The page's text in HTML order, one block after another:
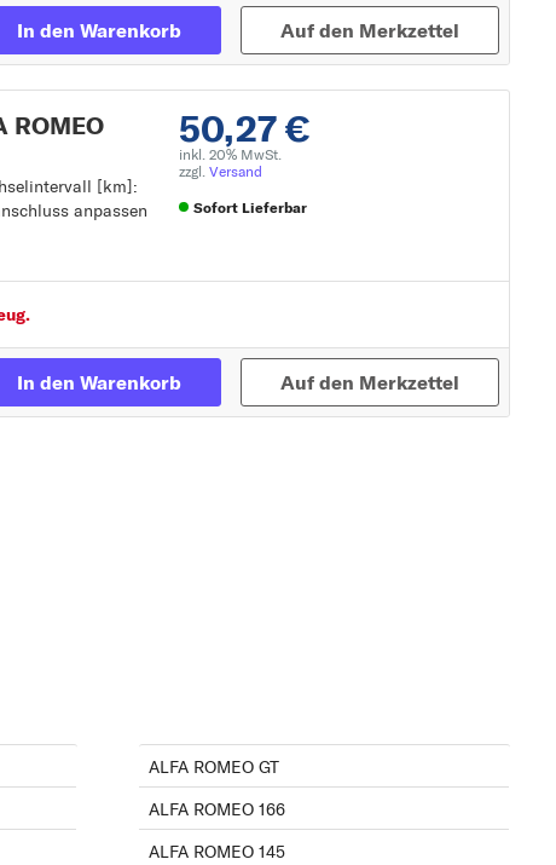
In den Warenkorb Auf den Merkzettel
50,27 €
inkl. 20% MwSt.
zzgl. Versand
Sofort Lieferbar
ROMEO
[km]:
anpassen
In den Warenkorb Auf den Merkzettel
ALFA ROMEO GT
ALFA ROMEO 166
ALFA ROMEO 145